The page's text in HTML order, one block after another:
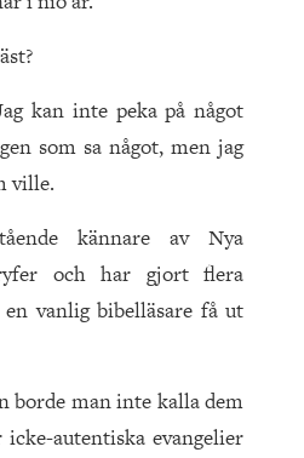
kan inte peka på något
som sa något, men jag
ville.
kännare av Nya
och har gjort flera
vanlig bibelläsare få ut
borde man inte kalla dem
autentiska evangelier